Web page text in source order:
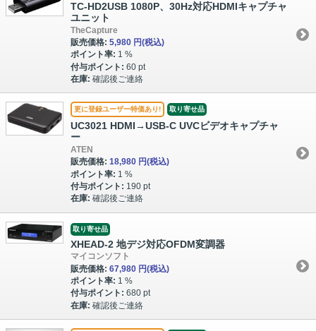
TC-HD2USB 1080P、30Hz対応HDMIキャプチャ
ユニット
TheCapture
販売価格: 5,980 円(税込)
ポイント率: 1 %
付与ポイント: 60 pt
在庫: 確認後ご連絡
更に登録ユーザー特価あり! 取り寄せ品
UC3021 HDMI→USB-C UVCビデオキャプチャ
ー
ATEN
販売価格: 18,980 円(税込)
ポイント率: 1 %
付与ポイント: 190 pt
在庫: 確認後ご連絡
取り寄せ品
XHEAD-2 地デジ対応OFDM変調器
マイコンソフト
販売価格: 67,980 円(税込)
ポイント率: 1 %
付与ポイント: 680 pt
在庫: 確認後ご連絡